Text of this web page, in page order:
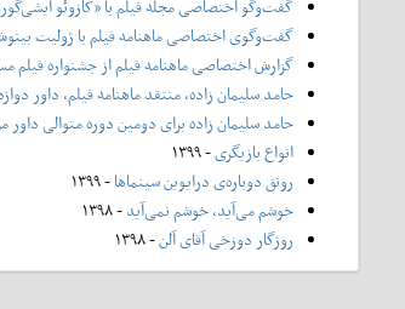
گفت‌وگو اختصاصی مجله فیلم با «کازوئو
گفت‌وگوی اختصاصی ماهنامه فیلم با ژولیت
گزارش اختصاصی ماهنامه فیلم از جشنواره فیلم
حامد سلیمان زاده، منتقد ماهنامه فیلم، داور
حامد سلیمان زاده برای دومین دوره متوالی
انواع بازیگری- ۱۳۹۹
رونق دوباره‌ی درایوین سینماها- ۱۳۹۹
خوشم می‌آید، خوشم نمی‌آید- ۱۳۹۸
روزگار دوزخی آقای آلن- ۱۳۹۸